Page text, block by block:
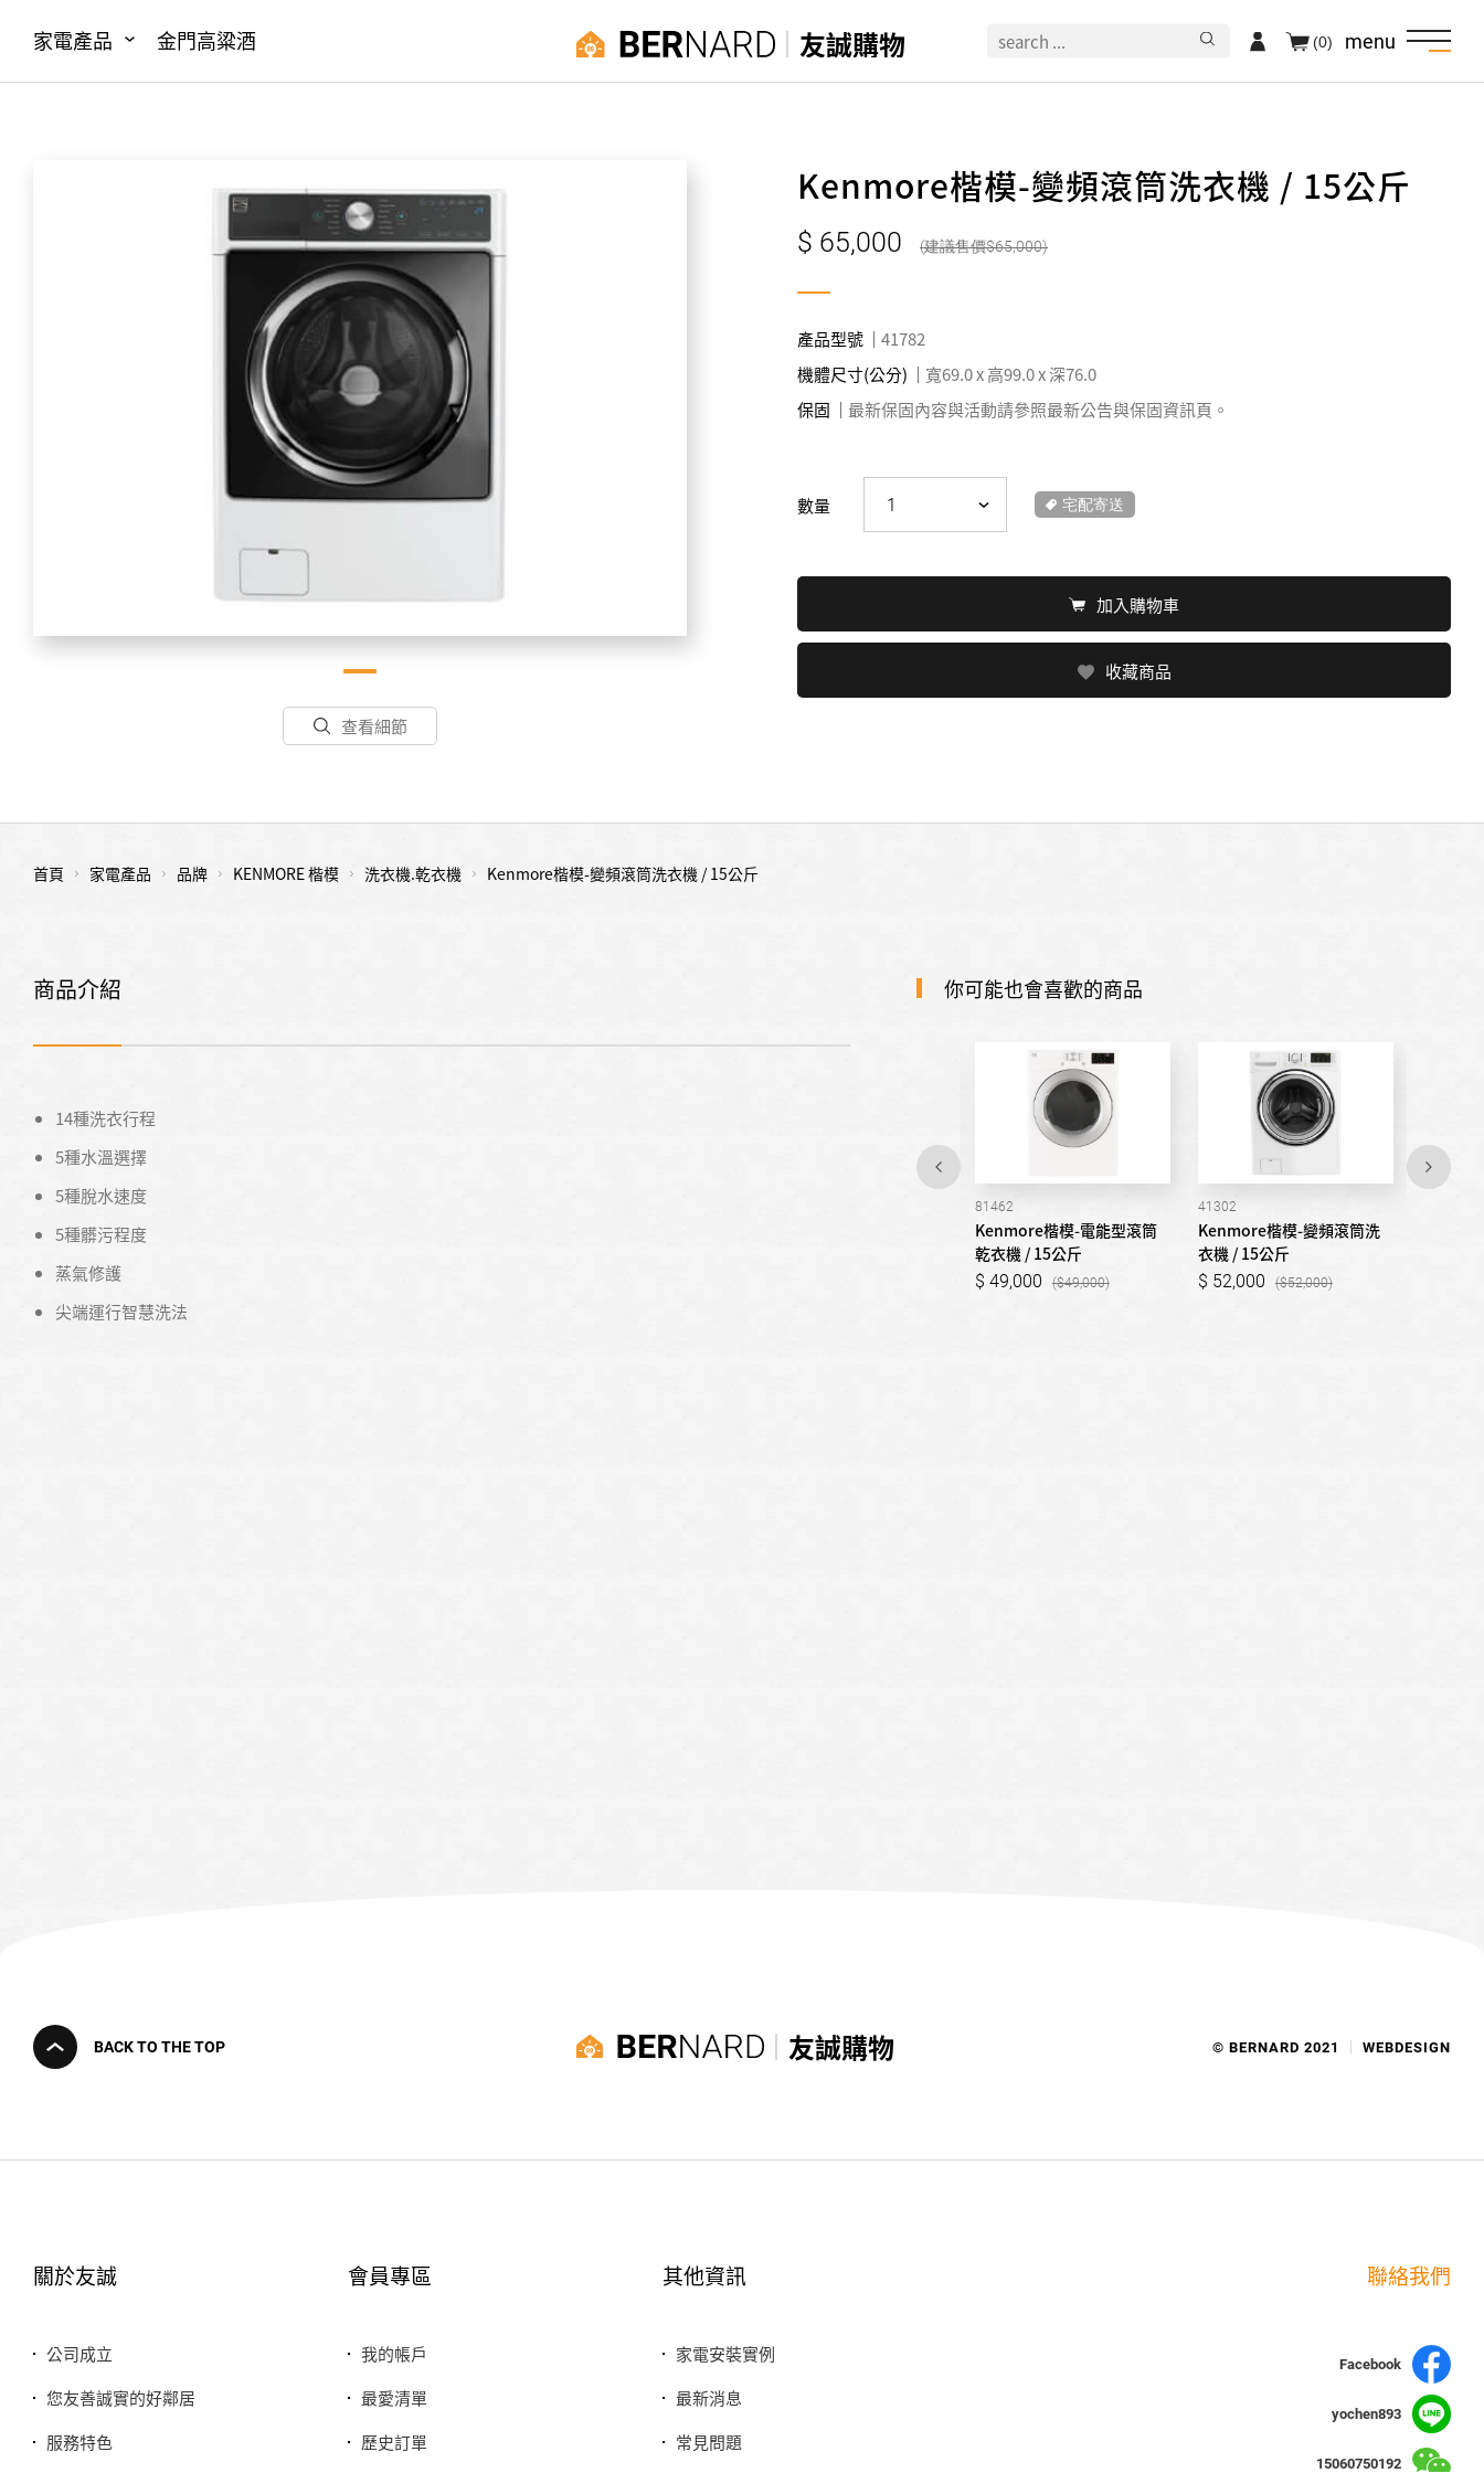
家電產品 金門高粱酒 友誠購物 menu
(0)
查看細節
Kenmore楷模-變頻滾筒洗衣機 / 15公斤
65,000 65,000
產品型號
41782
機體尺寸(公分)
寬69.0 x 高99.0 x 深76.0
保固
最新保固內容與活動請參照最新公告與保固資訊頁。
數量 宅配寄送
加入購物車
收藏商品
首頁 家電產品 品牌 KENMORE 楷模 洗衣機.乾衣機 Kenmore楷模-變頻滾筒洗衣機 / 15公斤
商品介紹
14種洗衣行程
5種水溫選擇
5種脫水速度
5種髒污程度
蒸氣修護
尖端運行智慧洗法
你可能也會喜歡的商品
81462
Kenmore楷模-電能型滾筒
乾衣機 / 15公斤
49,000 49,000
41302
Kenmore楷模-變頻滾筒洗
衣機 / 15公斤
52,000 52,000
BACK TO THE TOP 友誠購物 © BERNARD 2021 WEBDESIGN
關於友誠
公司成立
您友善誠實的好鄰居
服務特色
會員專區
我的帳戶
最愛清單
歷史訂單
其他資訊
家電安裝實例
最新消息
常見問題
聯絡我們
Facebook
yochen893
15060750192